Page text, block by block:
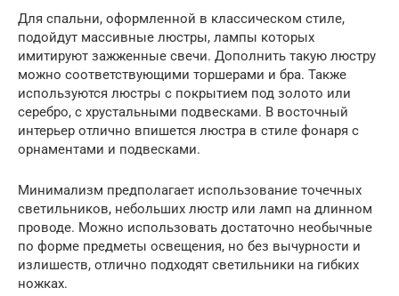
Для спальни, оформленной в классическом стиле,
подойдут массивные люстры, лампы которых
имитируют зажженные свечи. Дополнить такую люстру
можно соответствующими торшерами и бра. Также
используются люстры с покрытием под золото или
серебро, с хрустальными подвесками. В восточный
интерьер отлично впишется люстра в стиле фонаря с
орнаментами и подвесками.
Минимализм предполагает использование точечных
светильников, небольших люстр или ламп на длинном
проводе. Можно использовать достаточно необычные
по форме предметы освещения, но без вычурности и
излишеств, отлично подходят светильники на гибких
ножках.